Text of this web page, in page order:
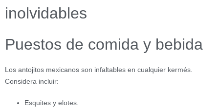
inolvidables
Puestos de comida y bebida
Los antojitos mexicanos son infaltables en cualquier kermés.
Considera incluir:
Esquites y elotes.